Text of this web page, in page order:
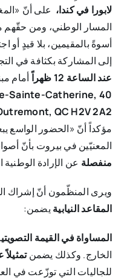
لابورا في كندا، على أنّ
المسار الوطني، ومن حقّهم
أسوةً بالمقيمين، بلا قيدٍ أو
إلى المشاركة بكثافة في
عند الساعة 12 ظهراً
أمام
Sainte-Catherine,
QC H2V 2A2
مؤكداً أنّ «الحضور الواسع
المعنيّين في بيروت بأنّ
منفصلة عن الإرادة الوطنية
ويرى المنظّمون أنّ إشراك
المقاعد النيابية يضمن:
المساواة في القيمة
الخارج. وكذلك يضمن
للجاليات التي توزّعت في